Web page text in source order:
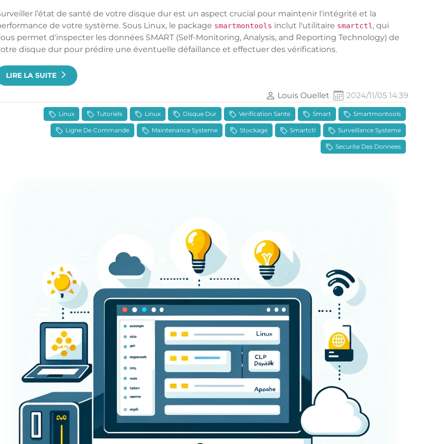
l’état de santé de votre disque dur est un aspect crucial pour maintenir l'intégrité et la
de votre système. Sous Linux, le package smartmontools inclut l'utilitaire smartctl, qui
permet d'inspecter les données SMART (Self-Monitoring, Analysis, and Reporting Technology) de
disque dur pour prédire une éventuelle défaillance et effectuer des vérifications.
LIRE LA SUITE
2024/11/05 14:39
Louis Ouellet
Linux Tutoriels Linux Disque Dur Verification Sante Smart Smartmontools
Ligne De Commande Maintenance Systeme Stockage Smartctl Surveillance Systeme
Securite Des Donnees